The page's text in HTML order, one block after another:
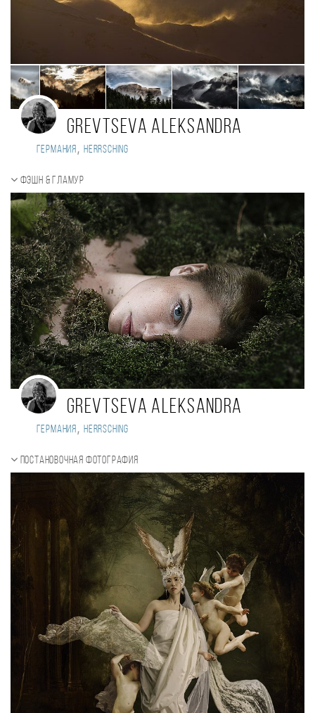
Grevtseva Aleksandra
Германия, Herrsching
Фэшн & Гламур
Grevtseva Aleksandra
Германия , Herrsching
Постановочная фотография